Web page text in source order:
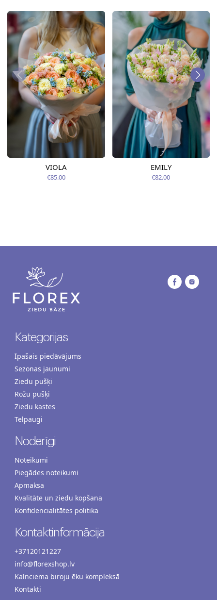
VIOLA
€85.00
EMILY
€82.00
Kategorijas
Īpašais piedāvājums
Sezonas jaunumi
Ziedu pušķi
Rožu pušķi
Ziedu kastes
Telpaugi
Noderīgi
Noteikumi
Piegādes noteikumi
Apmaksa
Kvalitāte un ziedu kopšana
Konfidencialitātes politika
Kontaktinformācija
+37120121227
info@florexshop.lv
Kalnciema biroju ēku kompleksā
Kontakti